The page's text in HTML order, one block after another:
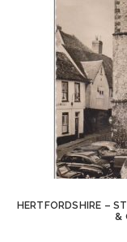
HERTFORDSHIRE –
&